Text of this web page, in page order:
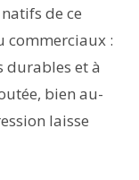
de ce
commerciaux :
durables et à
bien au-
laisse